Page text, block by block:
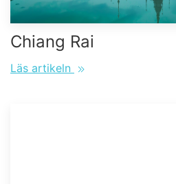
Chiang Rai
Läs artikeln